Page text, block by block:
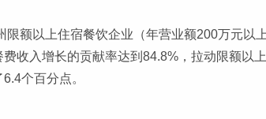
限额以上住宿餐饮企业（年营业额200万元以
收入增长的贡献率达到84.8%，拉动限额以
个百分点。